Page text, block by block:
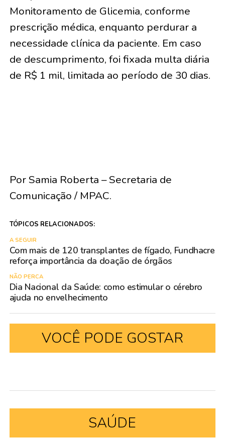
Monitoramento de Glicemia, conforme
prescrição médica, enquanto perdurar a
necessidade clínica da paciente. Em caso
de descumprimento, foi fixada multa diária
de R$ 1 mil, limitada ao período de 30 dias.
Por Samia Roberta – Secretaria de
Comunicação / MPAC.
TÓPICOS RELACIONADOS:
A SEGUIR
Com mais de 120 transplantes de fígado, Fundhacre
reforça importância da doação de órgãos
NÃO PERCA
Dia Nacional da Saúde: como estimular o cérebro
ajuda no envelhecimento
VOCÊ PODE GOSTAR
SAÚDE